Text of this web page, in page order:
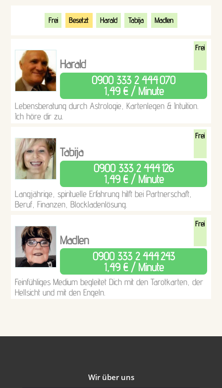
Frei Besetzt Harald Tabija Madlen
Harald
Frei
0900 333 2 444070
1,49 € / Minute
Lebensberatung durch Astrologie, Kartenlegen & Intuition.
Ich höre dir zu.
Tabija
Frei
0900 333 2 444126
1,49 € / Minute
Langjährige, spirituelle Erfahrung hilft bei Partnerschaft,
Beruf, Finanzen, Blockladenlösung.
Madlen
Frei
0900 333 2 444243
1,49 € / Minute
Feinfühliges Medium begleitet Dich mit den Tarotkarten, der
Hellsicht und mit den Engeln.
Wir über uns